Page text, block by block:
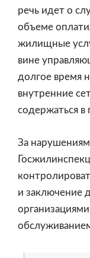
речь идет о
объеме
жилищные
вине
долгое время
внутренние
содержаться в
За
и заключение